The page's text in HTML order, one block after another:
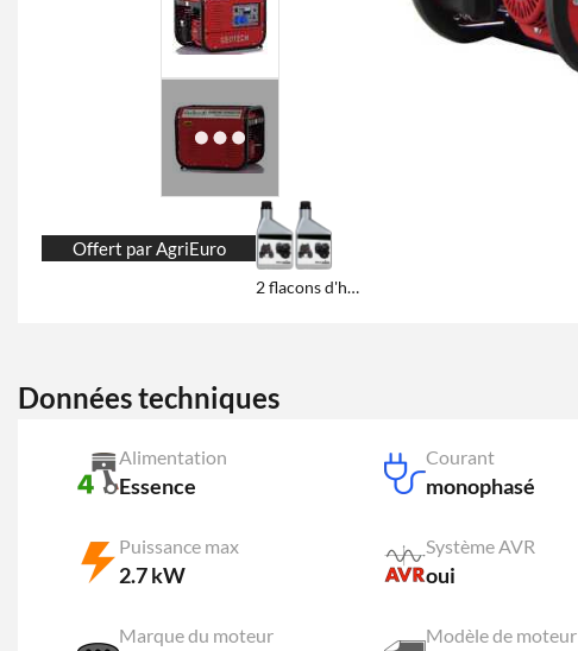
Offert par AgriEuro
2 flacons d'huile de 600 ml
Données techniques
Alimentation
Essence
Courant
monophasé
Puissance max
2.7 kW
Système AVR
oui
Marque du moteur Modèle de moteur